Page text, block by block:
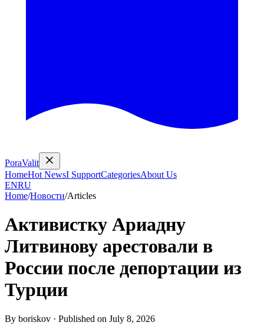
PoraValit
HomeHot NewsI SupportCategoriesAbout Us
ENRU
Home/Новости/Articles
Активистку Ариадну
Литвинову арестовали в
России после депортации из
Турции
By boriskov · Published on July 8, 2026